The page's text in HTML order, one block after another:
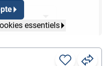
essentiels